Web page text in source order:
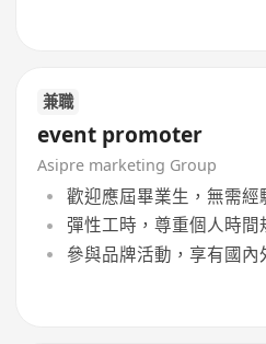
兼職
event promoter
Asipre marketing Group
歡迎應屆畢業生，無需經
彈性工時，尊重個人時間
參與品牌活動，享有國內